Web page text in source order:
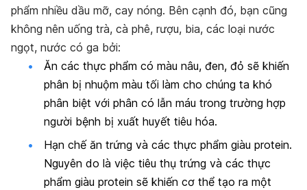
phẩm nhiều dầu mỡ, cay nóng. Bên cạnh đó, bạn cũng
không nên uống trà, cà phê, rượu, bia, các loại nước
ngọt, nước có ga bởi:
Ăn các thực phẩm có màu nâu, đen, đỏ sẽ khiến
phân bị nhuộm màu tối làm cho chúng ta khó
phân biệt với phân có lẫn máu trong trường hợp
người bệnh bị xuất huyết tiêu hóa.
Hạn chế ăn trứng và các thực phẩm giàu protein.
Nguyên do là việc tiêu thụ trứng và các thực
phẩm giàu protein sẽ khiến cơ thể tạo ra một